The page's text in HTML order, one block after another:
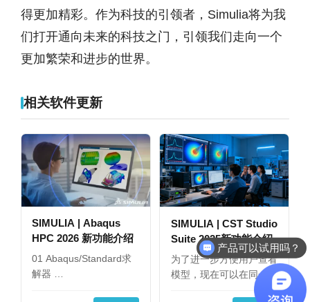
得更加精彩。作为科技的引领者，Simulia将为我
们打开通向未来的科技之门，引领我们走向一个
更加繁荣和进步的世界。
相关软件更新
SIMULIA | Abaqus
HPC 2026 新功能介绍
01 Abaqus/Standard求
解器 …
SIMULIA | CST Studio
Suite 2025新功能介绍
为了进一步方便用户查看
模型，现在可以在同一
产品可以试用吗？